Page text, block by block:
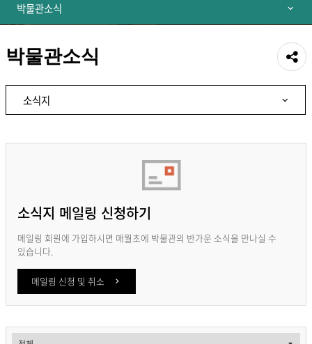
박물관소식
박물관소식
공유
하기
소식지
소식지 메일링 신청하기
메일링 회원에 가입하시면 매월초에 박물관의 반가운 소식을 만나실 수
있습니다.
메일링 신청 및 취소
안